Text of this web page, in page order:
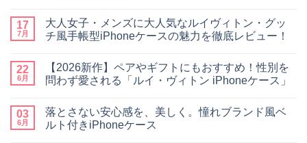
ら
で
お
♪】
収
＆
デ
ザ
ン
ト
は
り
ま
17
7月
大人女子・メンズに大人気なルイヴィトン・グッ
チ風手帳型iPhoneケースの魅力を徹底レビュー！
子・
メ
に
大
人
ト
は
あ
り
ま
22
6月
【2026新作】ペアやギフトにもおすすめ！性別を
問わず愛される「ルイ・ヴィトン iPhoneケース」
作】
ペ
ア
ン
ト
は
03
6月
落とさない安心感を、美しく。憧れブランド風ベ
ルト付きiPhoneケース